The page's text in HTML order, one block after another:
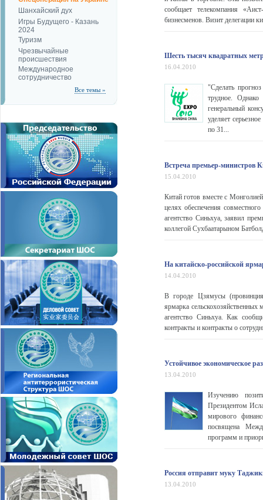
Шанхайский дух
Игры Будущего - Казань
2024
Туризм
Чрезвычайные
происшествия
Международное
сотрудничество
Все темы »
сообщает телекомпания
бизнесменов. Визит делегации
Шесть тысяч квадратных
16.04.2010
"Сделать
трудное.
генеральный
уделяет
по 31...
Встреча премьер-министров
15.04.2010
Китай готов вместе с
целях обеспечения
агентство Синьхуа, заявил
коллегой Сухбаатарыном
На китайско-российской
14.04.2010
В городе Цзямусы (провинция
ярмарка
агентство Синьхуа. Как
контракты и контракты о
Устойчивое экономическое
13.04.2010
Изучению
Президентом
мирового
посвящена
программ и
Россия отправит муку
13.04.2010